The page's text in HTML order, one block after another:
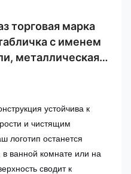
торговая марка
с именем
металлическая
устойчива к
и чистящим
логотип останется
ванной комнате или на
сводит к